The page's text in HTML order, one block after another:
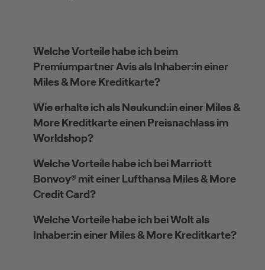
Welche Vorteile habe ich beim
Premiumpartner Avis als Inhaber:in einer
Miles & More Kreditkarte?
Wie erhalte ich als Neukund:in einer Miles &
More Kreditkarte einen Preisnachlass im
Worldshop?
Welche Vorteile habe ich bei Marriott
Bonvoy® mit einer Lufthansa Miles & More
Credit Card?
Welche Vorteile habe ich bei Wolt als
Inhaber:in einer Miles & More Kreditkarte?